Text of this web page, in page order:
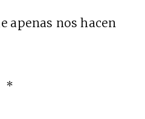
apenas nos hacen
*